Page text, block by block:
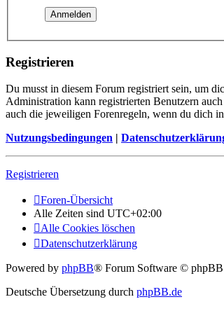
Registrieren
Du musst in diesem Forum registriert sein, um
Administration kann registrierten Benutzern
auch die jeweiligen Forenregeln, wenn du dich
Nutzungsbedingungen |
Registrieren
Foren-Übersicht
Alle Zeiten sind UTC+02:00
Alle Cookies löschen
Datenschutzerklärung
Powered by phpBB® Forum Software ©
Deutsche Übersetzung durch phpBB.de